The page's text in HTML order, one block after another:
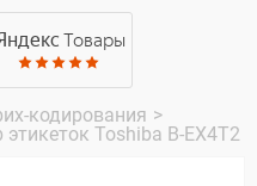
Товары
кодирования >
этикеток Toshiba B-EX4T2